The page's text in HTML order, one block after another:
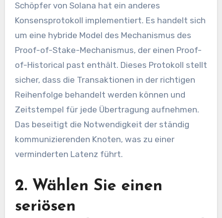
Schöpfer von Solana hat ein anderes
Konsensprotokoll implementiert. Es handelt sich
um eine hybride Model des Mechanismus des
Proof-of-Stake-Mechanismus, der einen Proof-
of-Historical past enthält. Dieses Protokoll stellt
sicher, dass die Transaktionen in der richtigen
Reihenfolge behandelt werden können und
Zeitstempel für jede Übertragung aufnehmen.
Das beseitigt die Notwendigkeit der ständig
kommunizierenden Knoten, was zu einer
verminderten Latenz führt.
2. Wählen Sie einen
seriösen